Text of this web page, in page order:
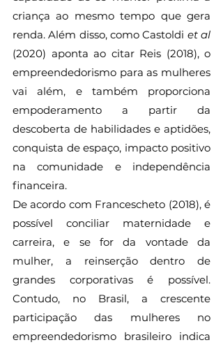
criança ao mesmo tempo que gera
renda. Além disso, como Castoldi
(2020) aponta ao citar Reis (2018), o
empreendedorismo para as mulheres
vai além, e também proporciona
empoderamento a partir da
descoberta de habilidades e aptidões,
conquista de espaço, impacto positivo
na comunidade e independência
financeira.
De acordo com Francescheto (2018), é
possível conciliar maternidade e
carreira, e se for da vontade da
mulher, a reinserção dentro de
grandes corporativas é possível.
Contudo, no Brasil, a crescente
participação das mulheres no
empreendedorismo brasileiro indica